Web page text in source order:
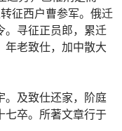
征西户曹参军。俄迁
。寻征正员郎，累迁
年老致仕，加中散大
。及致仕还家，阶庭
七卒。所著文章行于